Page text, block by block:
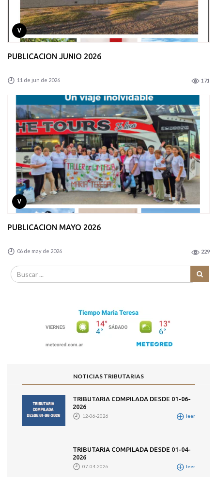
V
PUBLICACION JUNIO 2026
11 de jun de 2026 171
V
PUBLICACION MAYO 2026
06 de may de 2026 229
NOTICIAS TRIBUTARIAS
TRIBUTARIA COMPILADA DESDE 01-06-
2026
12-06-2026 leer
TRIBUTARIA COMPILADA DESDE 01-04-
2026
07-04-2026 leer